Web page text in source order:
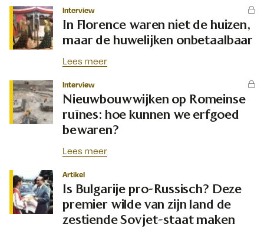
Interview
In Florence waren niet de huizen,
maar de huwelijken onbetaalbaar
Lees meer
Interview
Nieuwbouwwijken op Romeinse
ruïnes: hoe kunnen we erfgoed
bewaren?
Lees meer
Artikel
Is Bulgarije pro-Russisch? Deze
premier wilde van zijn land de
zestiende Sovjet-staat maken